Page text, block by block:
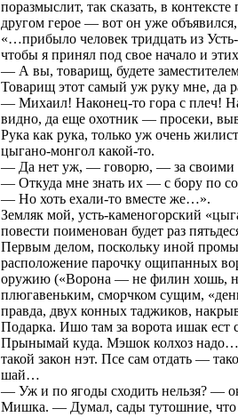
поразмыслит, так сказать, в
другом герое — вот он уже
«…прибыло человек тридцать из
чтобы я принял под свое начало и
— А вы, товарищ, будете
Товарищ этот самый уж руку мне, да
— Михаил! Наконец-то гора с плеч!
видно, да еще охотник — просеки,
Рука как рука, только уж очень
цыгано-монгол какой-то.
— Да нет уж, — говорю, — за своими
— Откуда мне знать их — с бору по
— Но хоть ехали-то вместе же…».
Земляк мой, усть-каменогорский
повести поименован будет раз
Первым делом, поскольку иной
расположение парочку ощипанных
оружию («Ворона — не филин хошь,
плюгавеньким, сморчком сущим,
правда, двух конных таджиков,
Подарка. Ишо там за ворота ишак
Прынымай куда. Мэшок колхоз
такой закон нэт. Псе сам отдать —
шай…
— Уж и по ягоды сходить нельзя? —
Мишка. — Думал, сады тутошние, что